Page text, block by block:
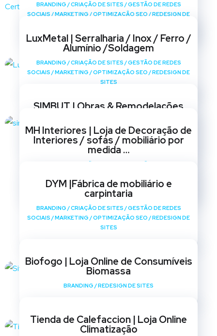
BRANDING /CRIAÇÃO DE SITES /GESTÃO DE REDES
SOCIAIS /MARKETING /OPTIMIZAÇÃO SEO /REDESIGN DE
LuxMetal | Serralharia / Inox / Ferro /
Alumínio /Soldagem
BRANDING /CRIAÇÃO DE SITES /GESTÃO DE REDES
SOCIAIS /MARKETING /OPTIMIZAÇÃO SEO /REDESIGN DE
SITES
SIMBUT | Obras & Remodelações
SOCIAIS /MARKETING OPTIMIZAÇÃO SEO/ REDESIGN DE
SITES
MH Interiores | Loja de Decoração de
Interiores / sofás / mobiliário por
medida …
SITES
DYM |Fábrica de mobiliário e
carpintaria
BRANDING /CRIAÇÃO DE SITES /GESTÃO DE REDES
SOCIAIS /MARKETING /OPTIMIZAÇÃO SEO /REDESIGN DE
SITES
Biofogo | Loja Online de Consumíveis
Biomassa
BRANDING /REDESIGN DE SITES
Tienda de Calefaccion | Loja Online
Climatização